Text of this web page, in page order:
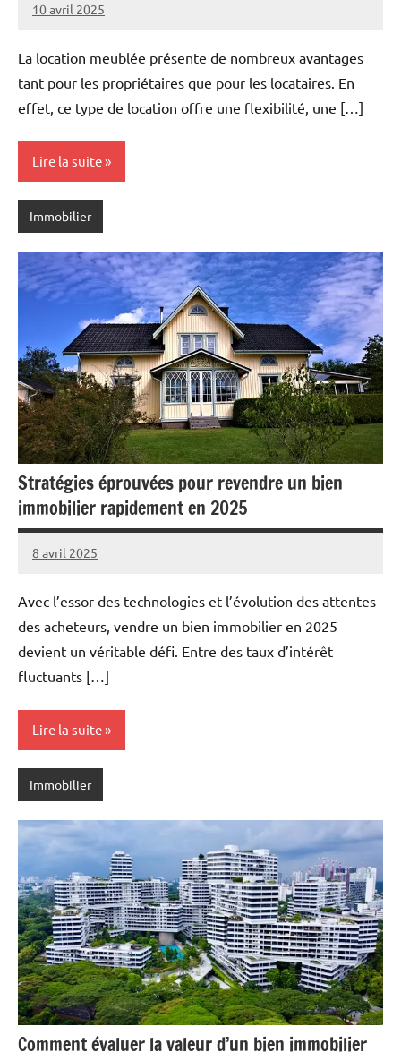
10 avril 2025
Marise
Aucun
La location meublée présente de nombreux avantages
tant pour les propriétaires que pour les locataires. En
effet, ce type de location offre une flexibilité, une […]
Lire la suite
Immobilier
Stratégies éprouvées pour revendre un bien
immobilier rapidement en 2025
8 avril 2025
Marise
Aucun
Avec l’essor des technologies et l’évolution des attentes
des acheteurs, vendre un bien immobilier en 2025
devient un véritable défi. Entre des taux d’intérêt
fluctuants […]
Lire la suite
Immobilier
Comment évaluer la valeur d’un bien immobilier